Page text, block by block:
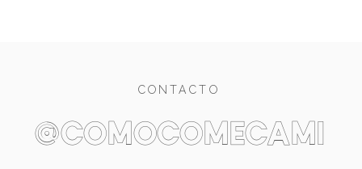
@comocomecami
CONTACTO